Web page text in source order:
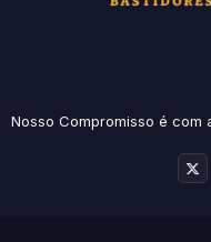
Nosso Compromisso é com